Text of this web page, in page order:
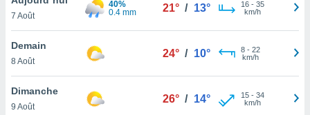
et
»,
au
vous
qu'ils
7 Août
40%
0.4 mm
21° / 13° 16- 35
km/h
Demain
8 Août
24° / 10° 8- 22
km/h
Dimanche
9 Août
26° / 14° 15- 34
km/h